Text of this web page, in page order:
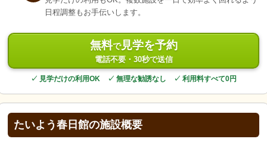
日程調整もお手伝いします。
無料で見学を予約
電話不要・30秒で送信
✓ 見学だけの利用OK ✓ 無理な勧誘なし ✓ 利用料すべて0円
たいよう春日館の施設概要